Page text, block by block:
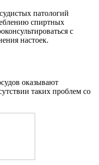
патологий
спиртных
с
настоек.
оказывают
таких проблем со